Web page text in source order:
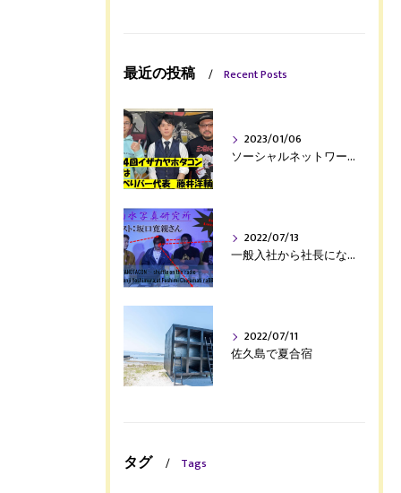
最近の投稿 Recent Posts
2023/01/06
ソーシャルネットワーク活用術
2022/07/13
一般入社から社長になったロックなデザイナー、坂口寛親さんとのトーク！今回も吉本興業のブロードキャスト‼吉村憲二さんと一緒に。
2022/07/11
佐久島で夏合宿
タグ Tags